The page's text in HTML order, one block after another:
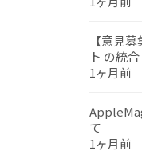
【意見
ト の統合
1ヶ月前
て
1ヶ月前